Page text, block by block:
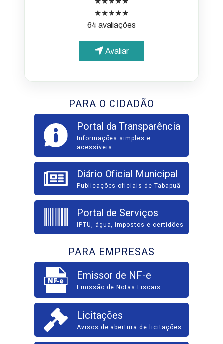
★★★★★
64 avaliações
Avaliar
PARA O CIDADÃO
Portal da Transparência
Informações simples e
acessíveis
Diário Oficial Municipal
Publicações oficiais de Tabapuã
Portal de Serviços
IPTU, água, impostos e certidões
PARA EMPRESAS
Emissor de NF-e
Emissão de Notas Fiscais
Licitações
Avisos de abertura de licitações